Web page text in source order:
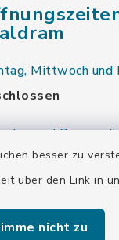
besser zu
über den Link in
nicht zu
Mittwoch und
und
13.30 Uhr
18.00 Uhr